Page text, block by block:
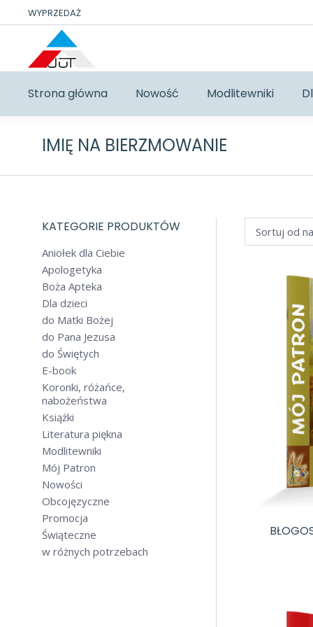
WYPRZEDAŻ
Strona główna Nowość Modlitewniki
IMIĘ NA BIERZMOWANIE
KATEGORIE PRODUKTÓW
Aniołek dla Ciebie
Apologetyka
Boża Apteka
Dla dzieci
do Matki Bożej
do Pana Jezusa
do Świętych
E-book
Koronki, różańce,
nabożeństwa
Książki
Literatura piękna
Modlitewniki
Mój Patron
Nowości
Obcojęzyczne
Promocja
Świąteczne
w różnych potrzebach